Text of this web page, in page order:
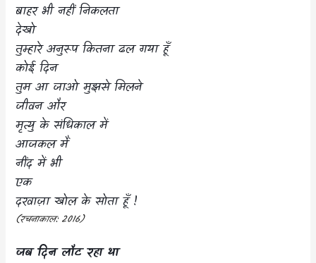
बाहर भी नहीं निकलता
देखो
तुम्हारे अनुरूप कितना ढल गया हूँ
कोई दिन
तुम आ जाओ मुझसे मिलने
जीवन और
मृत्यु के संधिकाल में
आजकल मैं
नींद में भी
एक
दरवाज़ा खोल के सोता हूँ !
(रचनाकाल:2016)
जब दिन लौट रहा था